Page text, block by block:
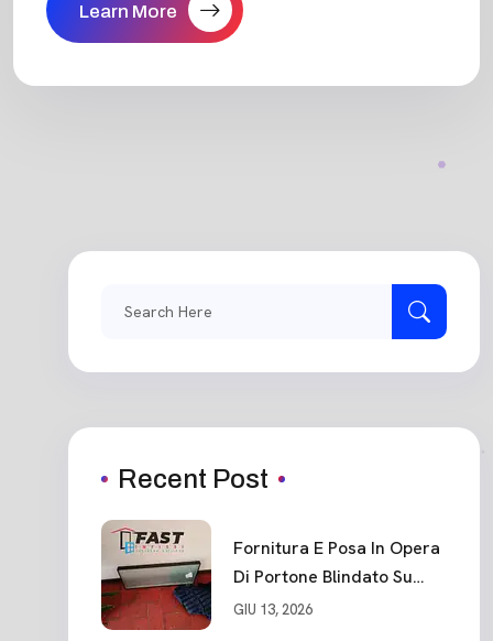
Learn More
Recent Post
Fornitura E Posa In Opera
Di Portone Blindato Su
Misura In PVC, Panello
GIU 13, 2026